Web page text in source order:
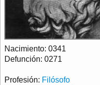
Nacimiento: 0341
Defunción: 0271
Profesión: Filósofo